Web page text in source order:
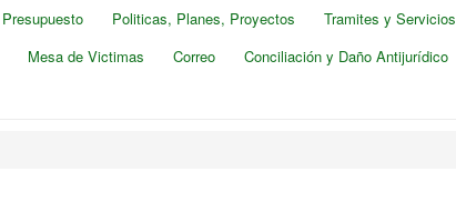
Presupuesto Politicas, Planes, Proyectos Tramites y Servicios
Mesa de Victimas Correo Conciliación y Daño Antijurídico